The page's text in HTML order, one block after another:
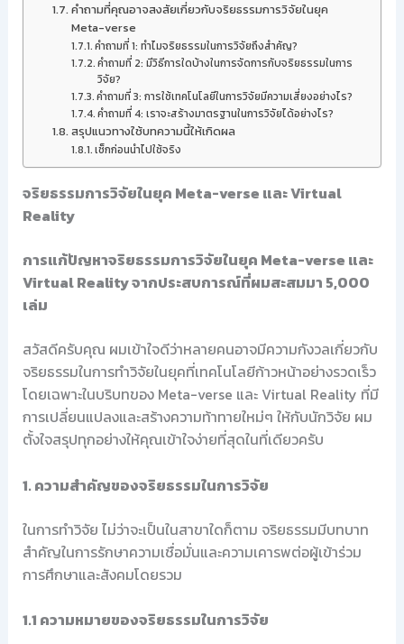
คำถามที่คุณอาจสงสัยเกี่ยวกับจริยธรรมการวิจัยในยุค
Meta-verse
คำถามที่ 1: ทำไมจริยธรรมในการวิจัยถึงสำคัญ?
คำถามที่ 2: มีวิธีการใดบ้างในการจัดการกับจริยธรรมในการ
วิจัย?
คำถามที่ 3: การใช้เทคโนโลยีในการวิจัยมีความเสี่ยงอย่างไร?
คำถามที่ 4: เราจะสร้างมาตรฐานในการวิจัยได้อย่างไร?
สรุปแนวทางใช้บทความนี้ให้เกิดผล
เช็กก่อนนำไปใช้จริง
จริยธรรมการวิจัยในยุค Meta-verse และ Virtual
Reality
การแก้ปัญหาจริยธรรมการวิจัยในยุค Meta-verse และ
Virtual Reality จากประสบการณ์ที่ผมสะสมมา 5,000
เล่ม
สวัสดีครับคุณ ผมเข้าใจดีว่าหลายคนอาจมีความกังวลเกี่ยวกับ
จริยธรรมในการทำวิจัยในยุคที่เทคโนโลยีก้าวหน้าอย่างรวดเร็ว
โดยเฉพาะในบริบทของ Meta-verse และ Virtual Reality ที่มี
การเปลี่ยนแปลงและสร้างความท้าทายใหม่ๆ ให้กับนักวิจัย ผม
ตั้งใจสรุปทุกอย่างให้คุณเข้าใจง่ายที่สุดในที่เดียวครับ
1. ความสำคัญของจริยธรรมในการวิจัย
ในการทำวิจัย ไม่ว่าจะเป็นในสาขาใดก็ตาม จริยธรรมมีบทบาท
สำคัญในการรักษาความเชื่อมั่นและความเคารพต่อผู้เข้าร่วม
การศึกษาและสังคมโดยรวม
1.1 ความหมายของจริยธรรมในการวิจัย